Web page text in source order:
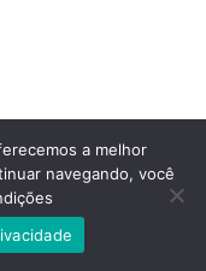
a melhor
navegando, você